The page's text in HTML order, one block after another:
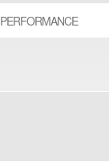
PERFORMANCE